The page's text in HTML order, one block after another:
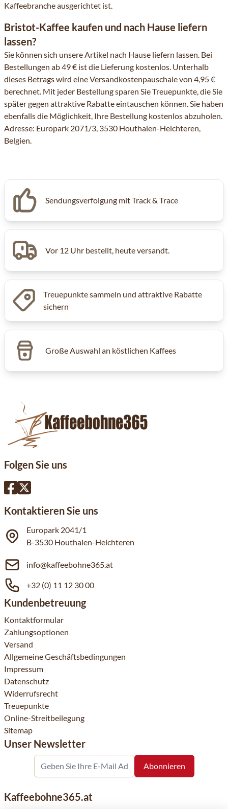
Kaffeebranche ausgerichtet ist.
Bristot-Kaffee kaufen und nach Hause liefern
lassen?
Sie können sich unsere Artikel nach Hause liefern lassen. Bei
Bestellungen ab 49 € ist die Lieferung kostenlos. Unterhalb
dieses Betrags wird eine Versandkostenpauschale von 4,95 €
berechnet. Mit jeder Bestellung sparen Sie Treuepunkte, die Sie
später gegen attraktive Rabatte eintauschen können. Sie haben
ebenfalls die Möglichkeit, Ihre Bestellung kostenlos abzuholen.
Adresse: Europark 2071/3, 3530 Houthalen-Helchteren,
Belgien.
Sendungsverfolgung mit Track & Trace
Vor 12 Uhr bestellt, heute versandt.
Treuepunkte sammeln und attraktive Rabatte
sichern
Große Auswahl an köstlichen Kaffees
Folgen Sie uns
Kontaktieren Sie uns
Europark 2041/1
B-3530 Houthalen-Helchteren
info@kaffeebohne365.at
+32 (0) 11 12 30 00
Kundenbetreuung
Kontaktformular
Zahlungsoptionen
Versand
Allgemeine Geschäftsbedingungen
Impressum
Datenschutz
Widerrufsrecht
Treuepunkte
Online-Streitbeilegung
Sitemap
Unser Newsletter
Kaffeebohne365.at